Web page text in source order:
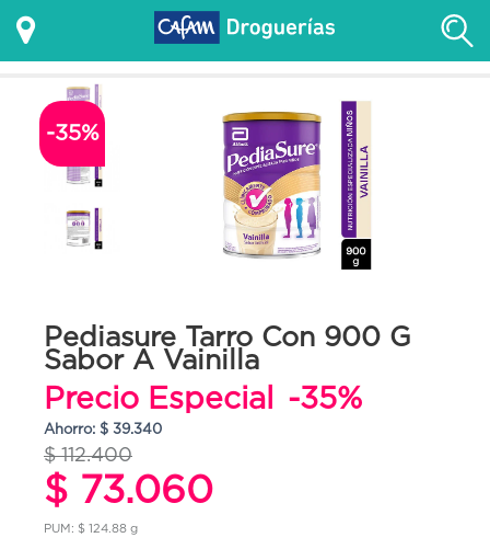
-35%
Pediasure Tarro Con 900 G
Sabor A Vainilla
Precio Especial -35%
Ahorro: $ 39.340
$ 112.400
$ 73.060
PUM: $ 124.88 g